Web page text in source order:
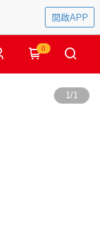
開啟APP
0
1/1